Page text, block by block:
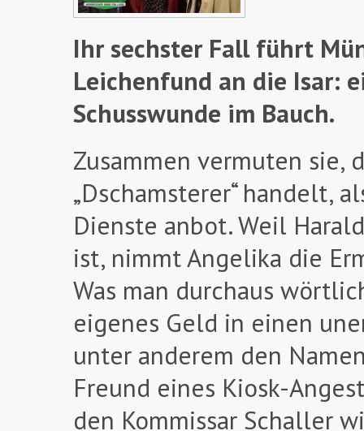
Ihr sechster Fall führt
Leichenfund an die Isar:
Schusswunde im Bauch.
Zusammen vermuten sie,
„Dschamsterer“ handelt,
Dienste anbot. Weil
ist, nimmt Angelika die
Was man durchaus
eigenes Geld in einen
unter anderem den
Freund eines Kiosk-
den Kommissar Schaller